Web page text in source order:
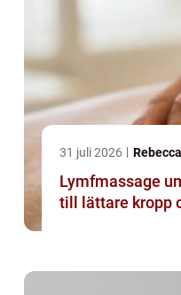
31 juli 2026
Lymfmassage umeå en
till lättare kropp